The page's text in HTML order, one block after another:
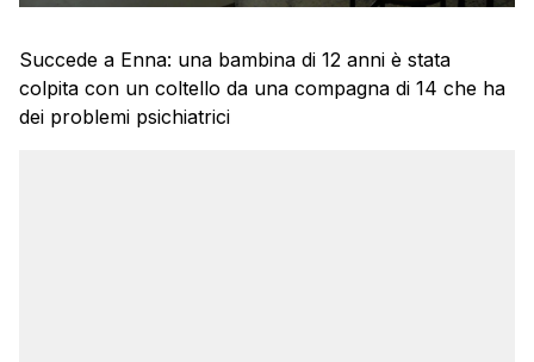
Succede a Enna: una bambina di 12 anni è stata
colpita con un coltello da una compagna di 14 che ha
dei problemi psichiatrici